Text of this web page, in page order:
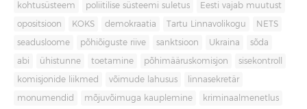
kohtusüsteem poliitilise süsteemi suletus Eesti vajab muutust
opositsioon KOKS demokraatia Tartu Linnavolikogu NETS
seadusloome põhiõiguste riive sanktsioon Ukraina sõda
abi ühistunne toetamine põhimääruskomisjon sisekontroll
komisjonide liikmed võimude lahusus linnasekretär
monumendid mõjuvõimuga kauplemine kriminaalmenetlus